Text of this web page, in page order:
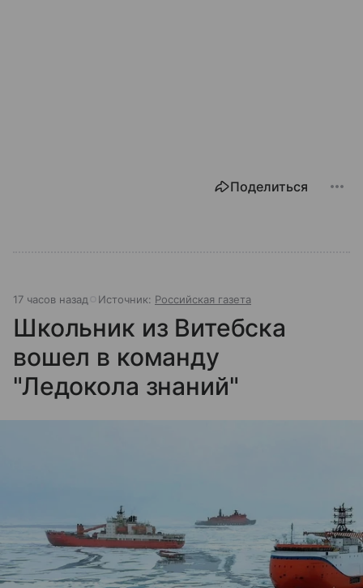
Поделиться
17 часов назад Источник: Российская газета
Школьник из Витебска
вошел в команду
"Ледокола знаний"